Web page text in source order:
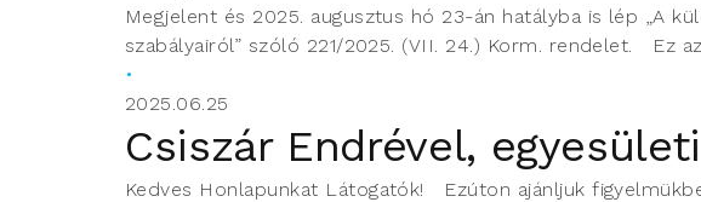
Megjelent és 2025. augusztus hó 23-án hatályba is lép „A
szabályairól” szóló 221/2025. (VII. 24.) Korm. rendelet. Ez
2025.06.25
Csiszár Endrével,
Kedves Honlapunkat Látogatók! Ezúton ajánljuk